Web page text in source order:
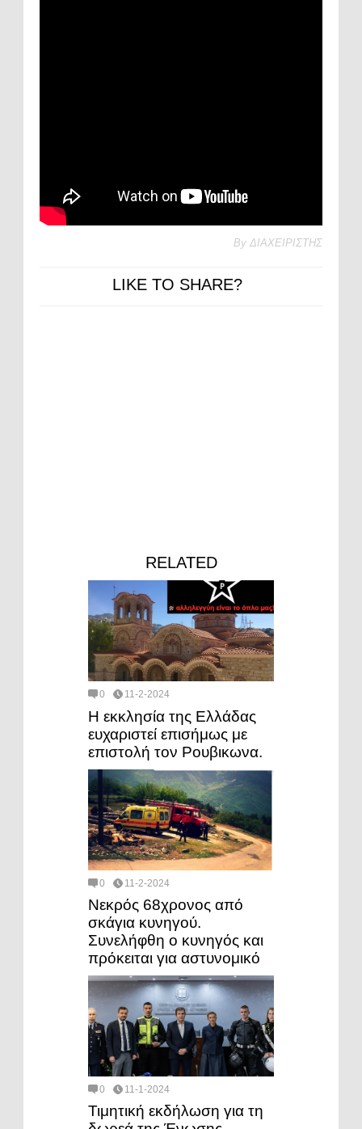
By ΔΙΑΧΕΙΡΙΣΤΗΣ
LIKE TO SHARE?
RELATED
0 11-2-2024
Η εκκλησία της Ελλάδας
ευχαριστεί επισήμως με
επιστολή τον Ρουβικωνα.
0 11-2-2024
Νεκρός 68χρονος από
σκάγια κυνηγού.
Συνελήφθη ο κυνηγός και
πρόκειται για αστυνομικό
0 11-1-2024
Τιμητική εκδήλωση για τη